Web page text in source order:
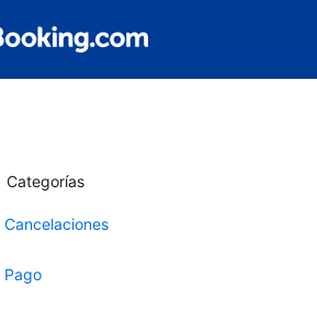
Categorías
Cancelaciones
Pago